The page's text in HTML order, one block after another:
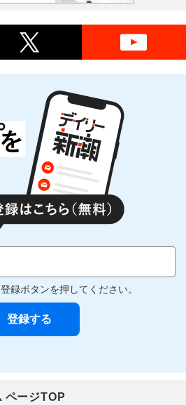
録ボタンを押してください。
ページTOP